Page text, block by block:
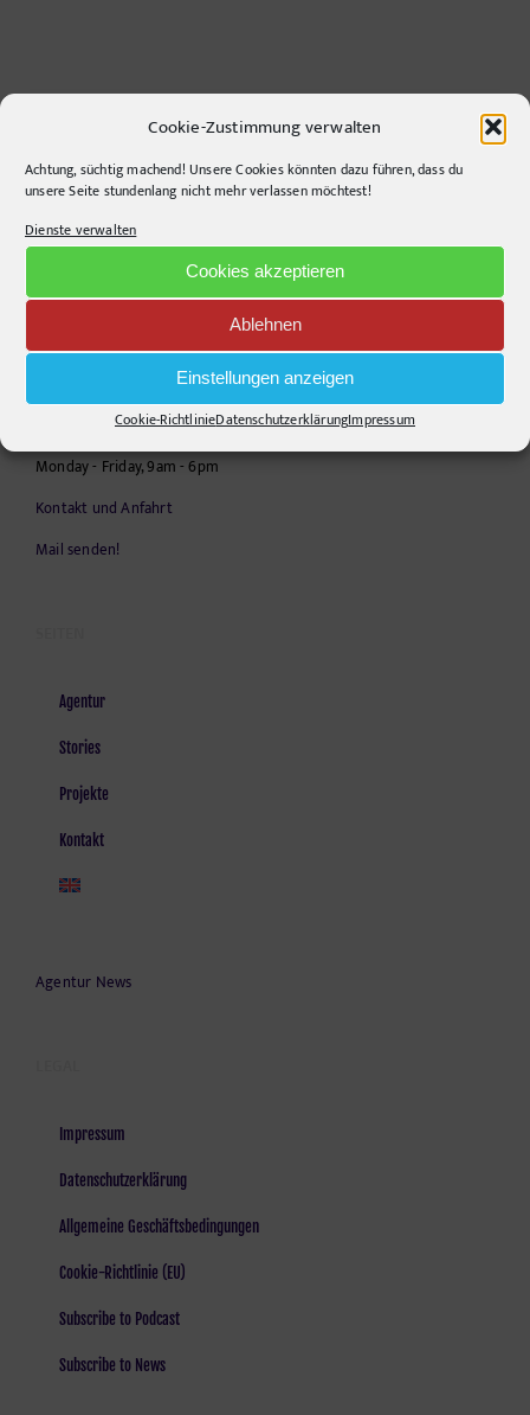
Cookie-Zustimmung verwalten
Achtung, süchtig machend! Unsere Cookies könnten dazu führen, dass du
unsere Seite stundenlang nicht mehr verlassen möchtest!
Dienste verwalten
Cookies akzeptieren
Ablehnen
Einstellungen anzeigen
Cookie-RichtlinieDatenschutzerklärungImpressum
Krefelder Straße 11A
+49306860203
E-Mail:info@pr-ide.de
Monday - Friday, 9am - 6pm
Kontakt und Anfahrt
Mail senden!
Agentur
Stories
Projekte
Kontakt
Agentur News
Impressum
Datenschutzerklärung
Allgemeine Geschäftsbedingungen
Cookie-Richtlinie (EU)
Subscribe to Podcast
Subscribe to News